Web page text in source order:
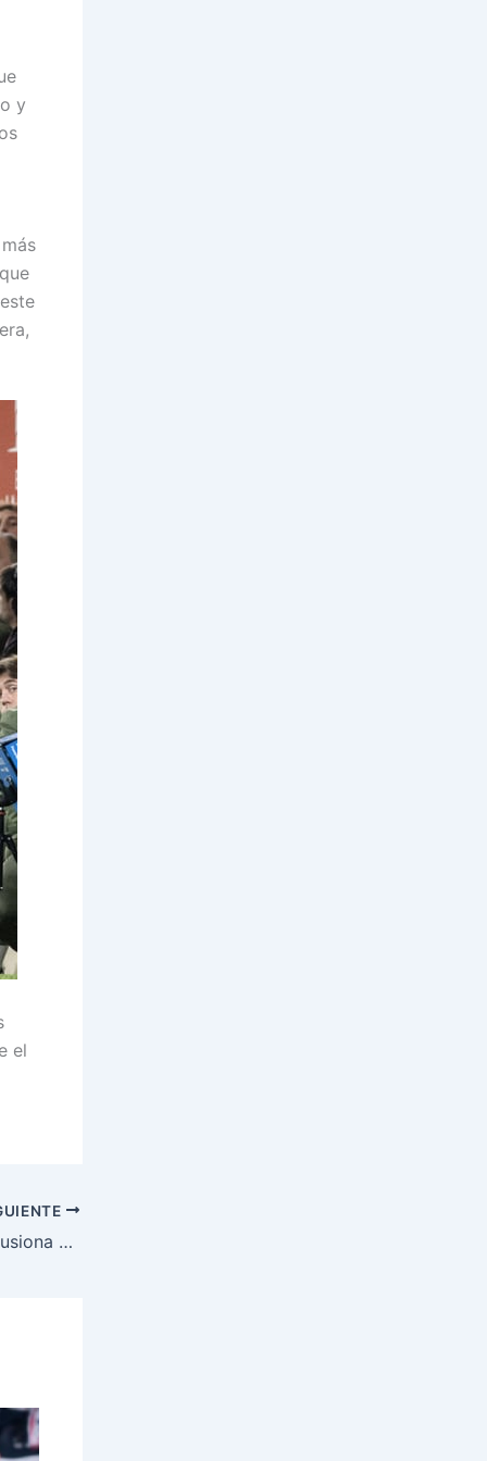
y
el
España hace pleno en danza y se ilusiona con Smart y Dieck